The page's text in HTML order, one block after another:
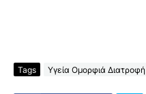
Tags Υγεία Ομορφιά Διατροφή